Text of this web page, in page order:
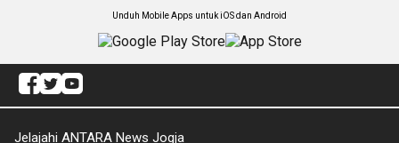
Unduh Mobile Apps untuk iOS dan Android
Jelajahi ANTARA News Jogja